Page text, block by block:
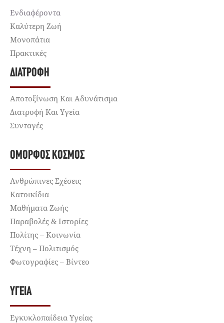
Ενδιαφέροντα
Καλύτερη Ζωή
Μονοπάτια
Πρακτικές
ΔΙΑΤΡΟΦΉ
Αποτοξίνωση Και Αδυνάτισμα
Διατροφή Και Υγεία
Συνταγές
ΌΜΟΡΦΟΣ ΚΌΣΜΟΣ
Ανθρώπινες Σχέσεις
Κατοικίδια
Μαθήματα Ζωής
Παραβολές & Ιστορίες
Πολίτης – Κοινωνία
Τέχνη – Πολιτισμός
Φωτογραφίες – Βίντεο
ΥΓΕΊΑ
Εγκυκλοπαίδεια Υγείας